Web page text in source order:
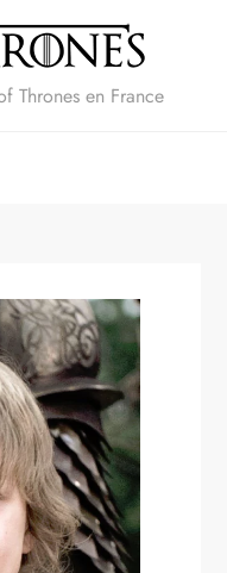
Thrones en France